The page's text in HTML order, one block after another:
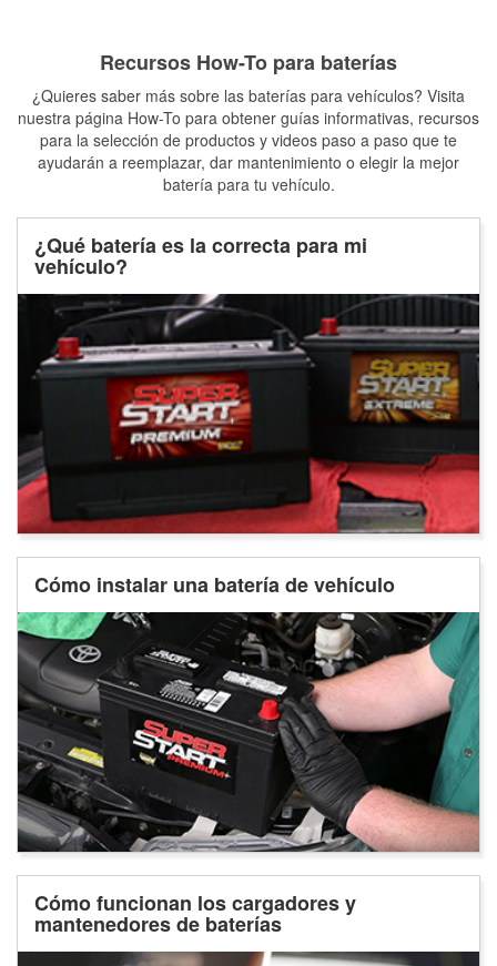
Recursos How-To para baterías
¿Quieres saber más sobre las baterías para vehículos? Visita
nuestra página How-To para obtener guías informativas, recursos
para la selección de productos y videos paso a paso que te
ayudarán a reemplazar, dar mantenimiento o elegir la mejor
batería para tu vehículo.
¿Qué batería es la correcta para mi
vehículo?
Cómo instalar una batería de vehículo
Cómo funcionan los cargadores y
mantenedores de baterías